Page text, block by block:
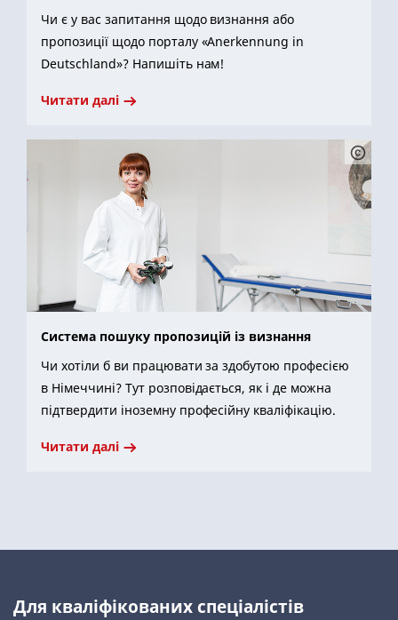
Чи є у вас запитання щодо визнання або
пропозиції щодо порталу «Anerkennung in
Deutschland»? Напишіть нам!
Читати далі
Система пошуку пропозицій із визнання
Чи хотіли б ви працювати за здобутою професією
в Німеччині? Тут розповідається, як і де можна
підтвердити іноземну професійну кваліфікацію.
Читати далі
Для кваліфікованих спеціалістів